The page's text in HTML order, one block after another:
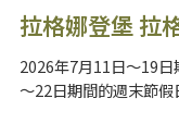
拉格娜登堡 拉
2026年7月11日～19
～22日期間的週末節假